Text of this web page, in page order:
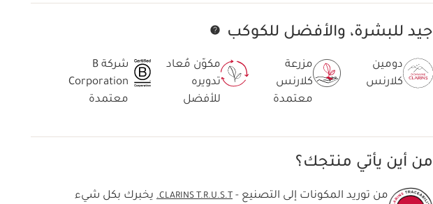
جيد للبشرة، والأفضل للكوكب
دومين
كلارنس
مزرعة
كلارنس
معتمدة
مكوّن مُعاد
تدويره
للأفضل
شركة B
Corporation
معتمدة
من أين يأتي منتجك؟
من توريد المكونات إلى التصنيع - CLARINS T.R.U.S.T. يخبرك بكل شيء